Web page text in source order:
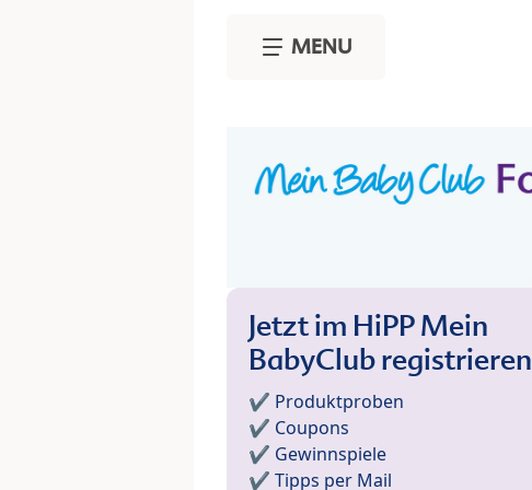
MENU
Jetzt im HiPP Mein
BabyClub registrieren
✔️ Produktproben
✔️ Coupons
✔️ Gewinnspiele
✔️ Tipps per Mail